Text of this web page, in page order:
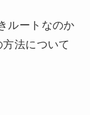
ルートなのか
法について